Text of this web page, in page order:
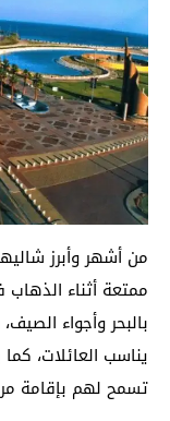
من أشهر وأبرز
ممتعة أثناء
بالبحر وأجواء
يناسب العائلات،
تسمح لهم بإقامة